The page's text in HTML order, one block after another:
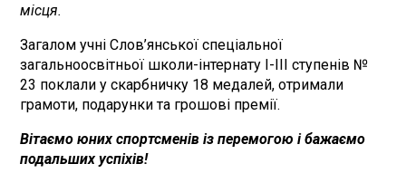
місця.
Загалом учні Слов’янської спеціальної
загальноосвітньої школи-інтернату І-ІІІ ступенів №
23 поклали у скарбничку 18 медалей, отримали
грамоти, подарунки та грошові премії.
Вітаємо юних спортсменів із перемогою і бажаємо
подальших успіхів!